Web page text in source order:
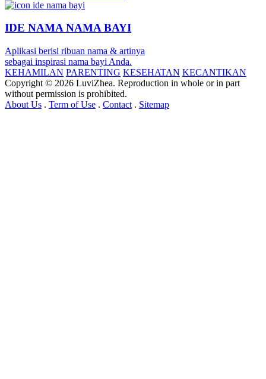
IDE NAMA NAMA BAYI
Aplikasi berisi ribuan nama & artinya
sebagai inspirasi nama bayi Anda.
KEHAMILAN PARENTING KESEHATAN KECANTIKAN
Copyright © 2026 LuviZhea. Reproduction in whole or in part
without permission is prohibited.
About Us . Term of Use . Contact . Sitemap